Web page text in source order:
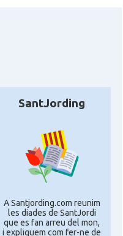
SantJording
A Santjording.com reunim
les diades de SantJordi
que es fan arreu del mon,
i expliquem com fer-ne de